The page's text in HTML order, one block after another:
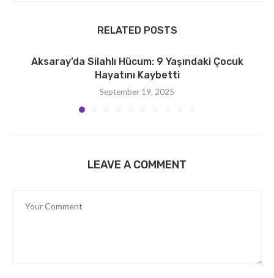
RELATED POSTS
Aksaray’da Silahlı Hücum: 9 Yaşındaki Çocuk
Hayatını Kaybetti
September 19, 2025
LEAVE A COMMENT